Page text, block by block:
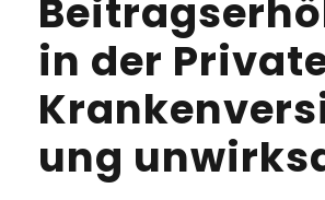
in der
ung